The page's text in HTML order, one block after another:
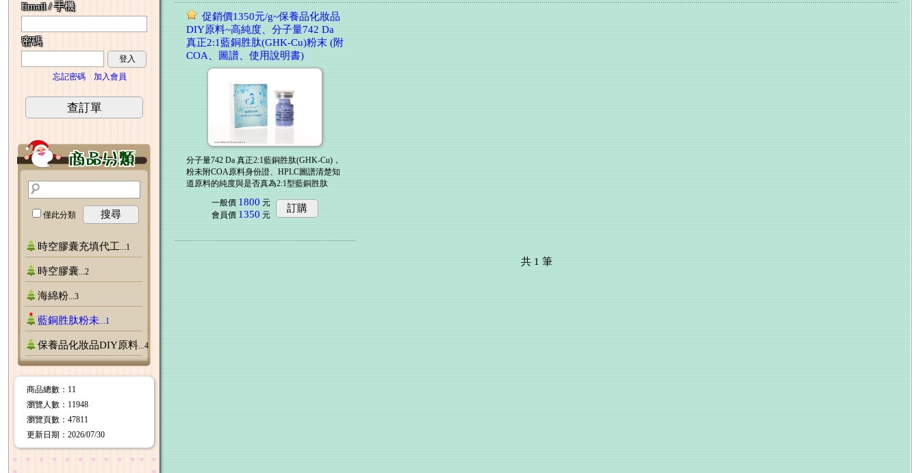
因系統問題常發生購買後訂單並未傳送至信箱以至於沒寄出，如購買後二天內未收到出貨通知，請跟網管聯絡詢問，謝謝您!
本網站產品全部無添加雌激素，請安心使用~食藥署明年禁用的雌激素Estradiol（雌二醇）、Estrone（雌酮）和Ethinyl estradiol（乙炔雌二醇)
Email / 手機
密碼
登入
忘記密碼
加入會員
查訂單
僅此分類 搜尋
時空膠囊充填代工 ...1
時空膠囊 ...2
海綿粉 ...3
藍銅胜肽粉未 ...1
保養品化妝品DIY原料 ...4
商品總數 ：11
瀏覽人數 ： 11948
瀏覽頁數 ：47811
更新日期 ：2026/07/30
促銷價1350元/g~保養品化妝品
DIY原料~高純度、分子量742 Da
真正2:1藍銅胜肽(GHK-Cu)粉末 (附
COA、圖譜、使用說明書)
分子量742 Da 真正2:1藍銅胜肽(GHK-Cu)，
粉未附COA原料身份證、HPLC圖譜清楚知
道原料的純度與是否真為2:1型藍銅胜肽
一般價 1800 元
會員價 1350 元
訂購
共 1筆